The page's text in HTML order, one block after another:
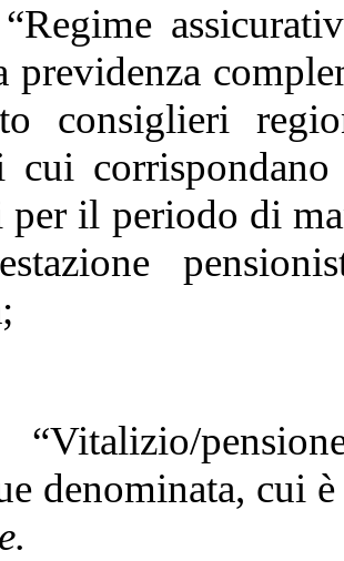
assicurativo
previdenza
consiglieri
cui
per il periodo di
denominata, cui